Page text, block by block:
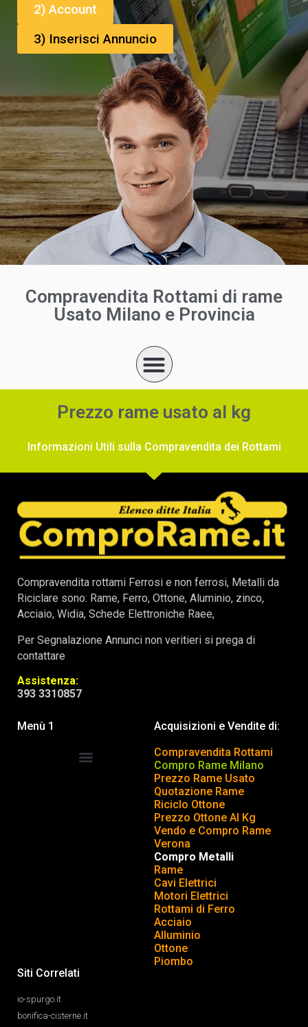
2) Account
3) Inserisci Annuncio
Compravendita Rottami di rame
Usato Milano e Provincia
Prezzo rame usato al kg
Informazioni Utili sulla Compravendita dei Rottami
Compravendita rottami Ferrosi e non ferrosi, Metalli da
Riciclare sono: Rame, Ferro, Ottone, Aluminio, zinco,
Acciaio, Widia, Schede Elettroniche Raee,
Per Segnalazione Annunci non veritieri si prega di
contattare
Assistenza:
393 3310857
Menù 1
Acquisizioni e Vendite di:
Compravendita Rottami
Compro Rame Milano
Prezzo Rame Usato
Quotazione Rame
Riciclo Ottone
Prezzo Ottone Al Kg
Vendo e Compro Rame
Verona
Compro Metalli
Rame
Cavi Elettrici
Motori Elettrici
Rottami di Ferro
Acciaio
Alluminio
Ottone
Piombo
Siti Correlati
io-spurgo.it
bonifica-cisterne.it